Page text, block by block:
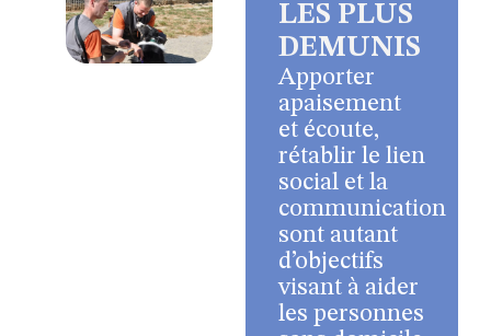
LES PLUS
DEMUNIS
Apporter
apaisement
et écoute,
rétablir le lien
social et la
communication
sont autant
d’objectifs
visant à aider
les personnes